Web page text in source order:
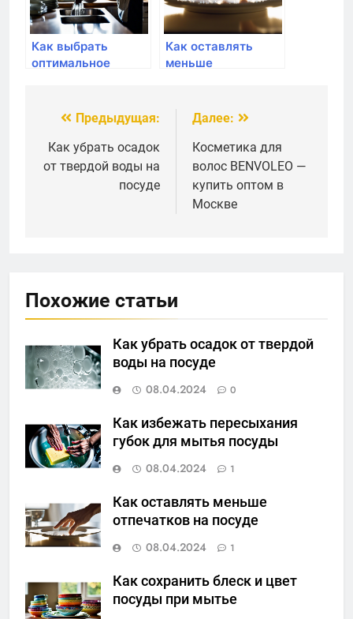
Как выбрать
оптимальное
Как оставлять
меньше
Навигация
по
записям
Предыдущая:
Как убрать осадок
от твердой воды на
посуде
Далее:
Косметика для
волос BENVOLEO —
купить оптом в
Москве
Похожие статьи
Как убрать осадок от твердой
воды на посуде
08.04.2024
0
Как избежать пересыхания
губок для мытья посуды
08.04.2024
1
Как оставлять меньше
отпечатков на посуде
08.04.2024
1
Как сохранить блеск и цвет
посуды при мытье